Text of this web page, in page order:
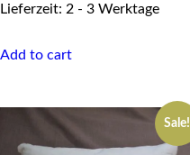
Lieferzeit: 2 - 3 Werktage
Add to cart
Sale!